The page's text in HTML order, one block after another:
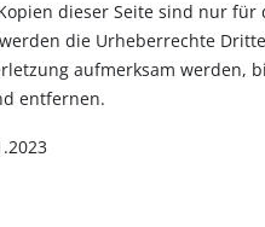
dieser Seite sind nur
die Urheberrechte
aufmerksam werden,
entfernen.